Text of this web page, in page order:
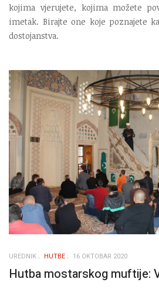
kojima vjerujete, kojima možete
imetak. Birajte one koje poznajete
dostojanstva.
UREDNIK HUTBE 16 OKTOBAR 2020
Hutba mostarskog muftije: